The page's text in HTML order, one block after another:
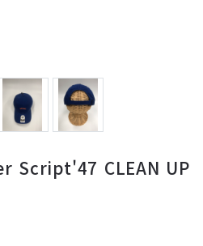
Script'47 CLEAN UP